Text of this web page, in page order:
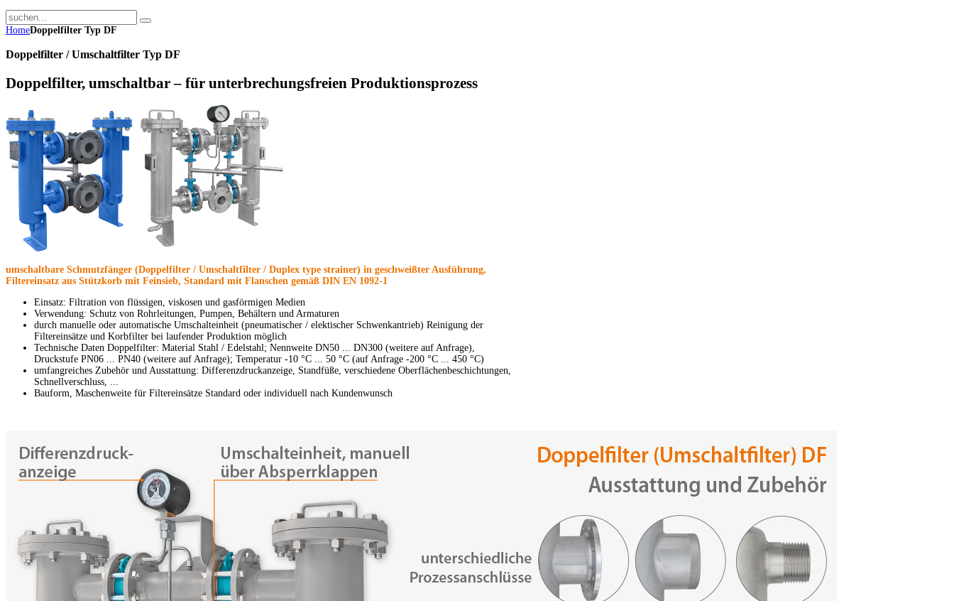
HomeDoppelfilter Typ DF
Doppelfilter / Umschaltfilter Typ DF
Doppelfilter, umschaltbar – für unterbrechungsfreien Produktionsprozess
umschaltbare Schmutzfänger (Doppelfilter / Umschaltfilter / Duplex type strainer) in geschweißter Ausführung,
Filtereinsatz aus Stützkorb mit Feinsieb, Standard mit Flanschen gemäß DIN EN 1092-1
Einsatz: Filtration von flüssigen, viskosen und gasförmigen Medien
Verwendung: Schutz von Rohrleitungen, Pumpen, Behältern und Armaturen
durch manuelle oder automatische Umschalteinheit (pneumatischer / elektischer Schwenkantrieb) Reinigung der
Filtereinsätze und Korbfilter bei laufender Produktion möglich
Technische Daten Doppelfilter: Material Stahl / Edelstahl; Nennweite DN50 ... DN300 (weitere auf Anfrage),
Druckstufe PN06 ... PN40 (weitere auf Anfrage); Temperatur -10 °C ... 50 °C (auf Anfrage -200 °C ... 450 °C)
umfangreiches Zubehör und Ausstattung: Differenzdruckanzeige, Standfüße, verschiedene Oberflächenbeschichtungen,
Schnellverschluss, ...
Bauform, Maschenweite für Filtereinsätze Standard oder individuell nach Kundenwunsch